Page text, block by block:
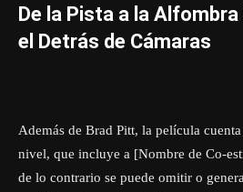
De la Pista a la Alfombra
el Detrás de Cámaras
Además de Brad Pitt, la película
nivel, que incluye a [Nombre de Co-
de lo contrario se puede omitir o